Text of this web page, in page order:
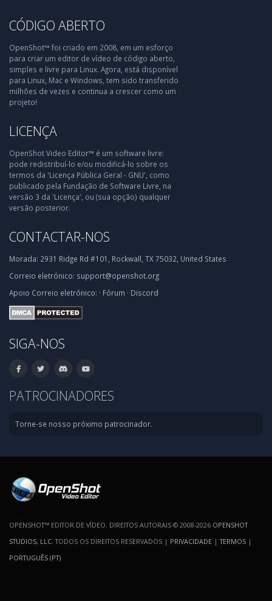
CÓDIGO ABERTO
OpenShot™ foi criado em 2008, em um esforço
para criar um editor de vídeo de código aberto,
simples e livre para Linux. Agora, está disponível
para Linux, Mac e Windows, tem sido transferido
milhões de vezes e continua a crescer como um
projeto!
LICENÇA
OpenShot Video Editor™ é um software livre:
pode redistribuí-lo e/ou modificá-lo sobre os
termos da 'Licença Pública Geral - GNU', como
publicado pela Fundação de Software Livre, na
versão 3 da 'Licença', ou (sua opção) qualquer
versão posterior.
CONTACTAR-NOS
Morada: 2931 Ridge Rd #101, Rockwall, TX 75032, United States
Correio eletrónico: support@openshot.org
Apoio Correio eletrónico: · Fórum · Discord
SIGA-NOS
PATROCINADORES
Torne-se nosso próximo patrocinador.
OPENSHOT™ EDITOR DE VÍDEO. DIREITOS AUTORAIS © 2008-2026 OPENSHOT
STUDIOS, LLC . TODOS OS DIREITOS RESERVADOS | PRIVACIDADE |TERMOS |
PORTUGUÊS (PT)